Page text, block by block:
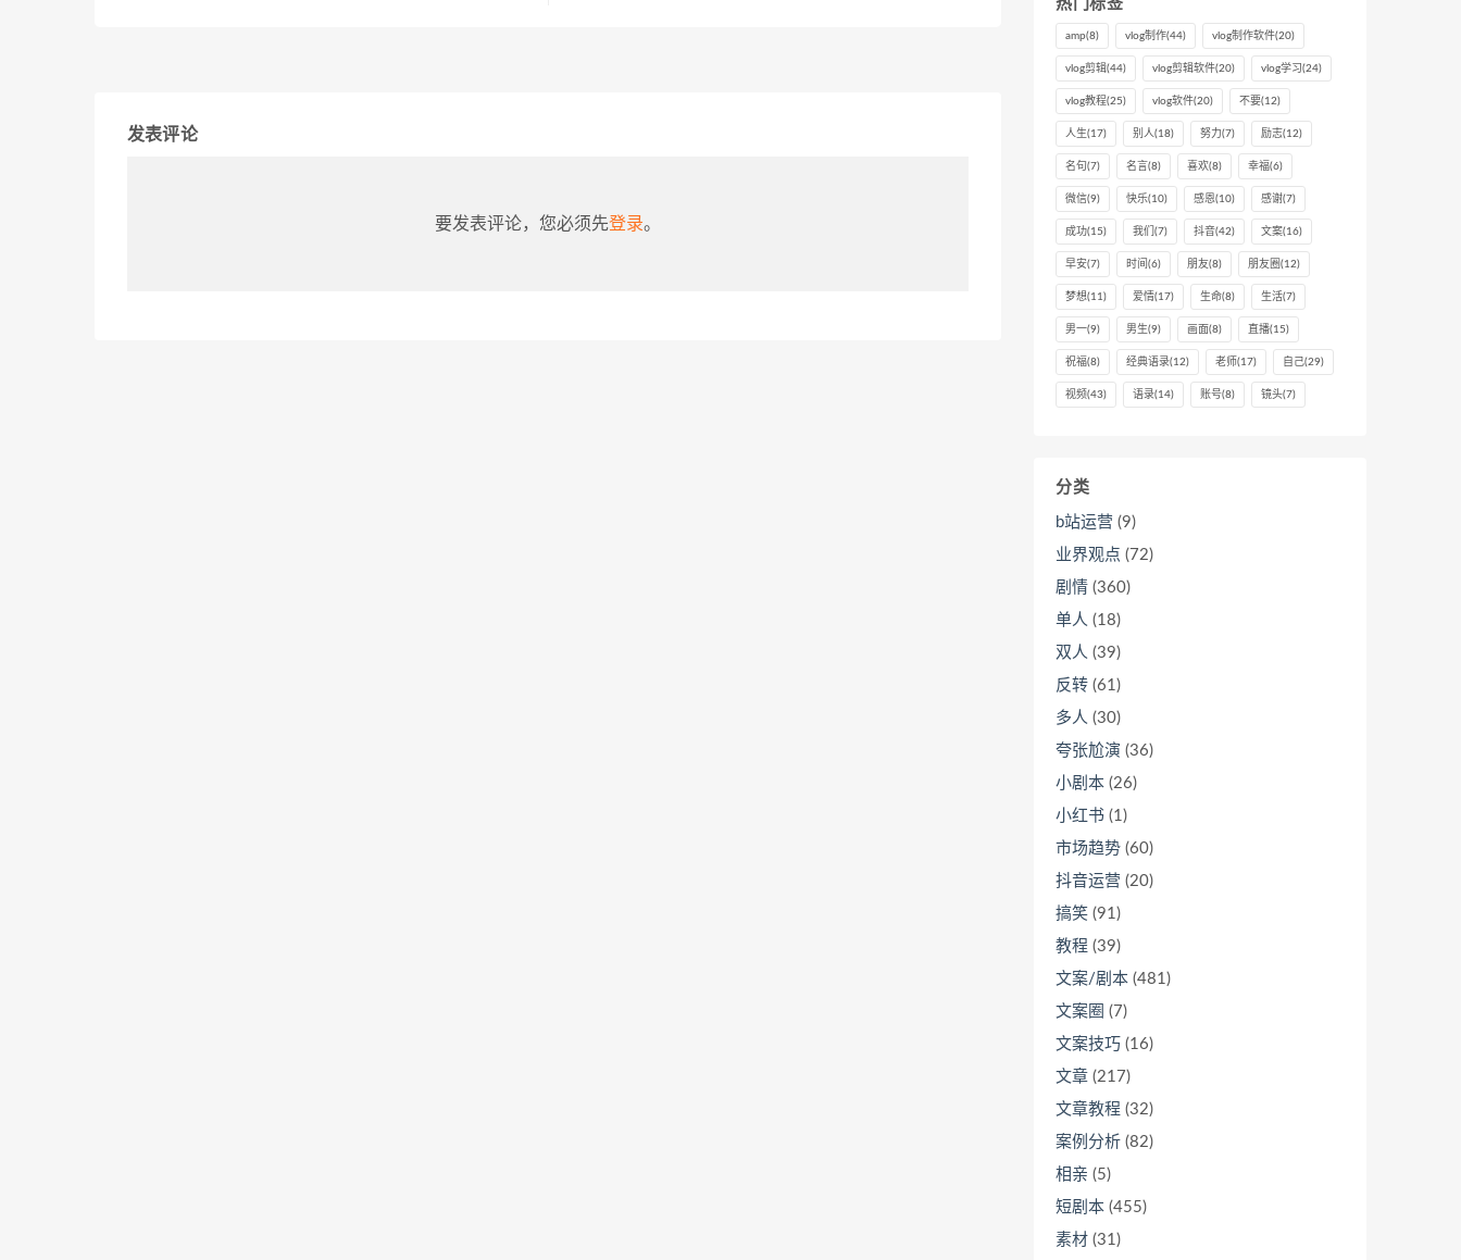
发表评论
要发表评论，您必须先登录。
热门标签
amp(8) vlog制作(44) vlog制作软件(20)
vlog剪辑(44) vlog剪辑软件(20) vlog学习(24)
vlog教程(25) vlog软件(20) 不要(12)
人生(17) 别人(18) 努力(7) 励志(12)
名句(7) 名言 (8) 喜欢(8) 幸福(6)
微信(9) 快乐(10) 感恩(10) 感谢(7)
成功(15) 我们 (7) 抖音(42) 文案(16)
早安(7) 时间 (6) 朋友(8) 朋友圈 (12)
梦想(11) 爱情(17) 生命(8) 生活(7)
男一(9) 男生(9) 画面(8) 直播(15)
祝福(8) 经典语录(12) 老师(17) 自己(29)
视频(43) 语录(14) 账号(8) 镜头(7)
分类
b站运营 (9)
业界观点 (72)
剧情 (360)
单人 (18)
双人 (39)
反转 (61)
多人 (30)
夸张尬演 (36)
小剧本 (26)
小红书 (1)
市场趋势 (60)
抖音运营 (20)
搞笑 (91)
教程 (39)
文案/剧本 (481)
文案圈 (7)
文案技巧 (16)
文章 (217)
文章教程 (32)
案例分析 (82)
相亲 (5)
短剧本 (455)
素材 (31)